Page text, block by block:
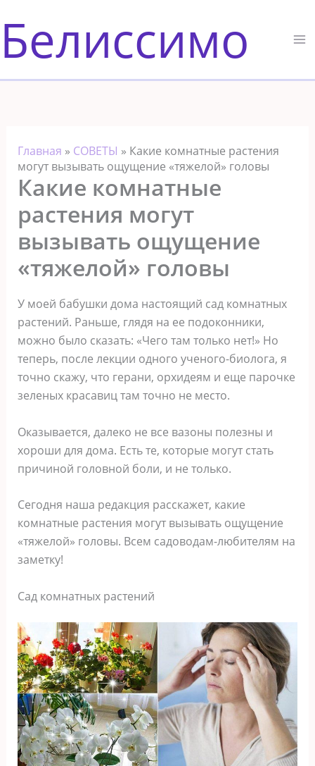
к
содержимому
Белиссимо
Главная » СОВЕТЫ » Какие комнатные растения
могут вызывать ощущение «тяжелой» головы
Какие комнатные
растения могут
вызывать ощущение
«тяжелой» головы
У моей бабушки дома настоящий сад комнатных
растений. Раньше, глядя на ее подоконники,
можно было сказать: «Чего там только нет!» Но
теперь, после лекции одного ученого-биолога, я
точно скажу, что герани, орхидеям и еще парочке
зеленых красавиц там точно не место.
Оказывается, далеко не все вазоны полезны и
хороши для дома. Есть те, которые могут стать
причиной головной боли, и не только.
Сегодня наша редакция расскажет, какие
комнатные растения могут вызывать ощущение
«тяжелой» головы. Всем садоводам-любителям на
заметку!
Сад комнатных растений